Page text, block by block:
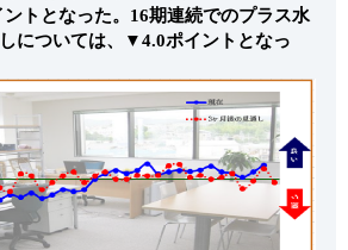
ントとなった。16期連続でのプラス水
については、▼4.0ポイントとなっ